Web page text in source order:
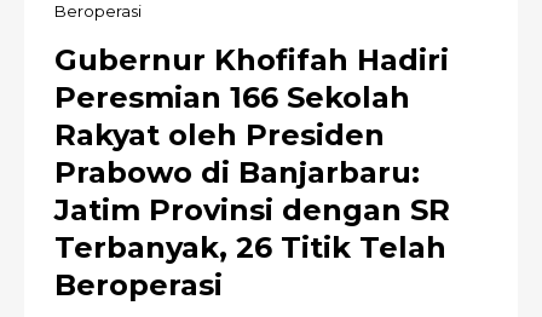
Beroperasi
Gubernur Khofifah Hadiri
Peresmian 166 Sekolah
Rakyat oleh Presiden
Prabowo di Banjarbaru:
Jatim Provinsi dengan SR
Terbanyak, 26 Titik Telah
Beroperasi